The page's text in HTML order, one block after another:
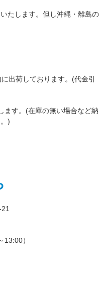
たします。但し沖縄・離島の
出荷しております。(代金引
ます。(在庫の無い場合など納
)
）